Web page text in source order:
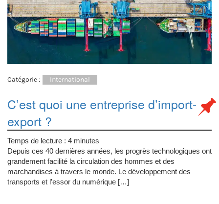
Catégorie : International
C’est quoi une entreprise d’import-
export ?
Temps de lecture : 4 minutes
Depuis ces 40 dernières années, les progrès technologiques ont
grandement facilité la circulation des hommes et des
marchandises à travers le monde. Le développement des
transports et l’essor du numérique […]